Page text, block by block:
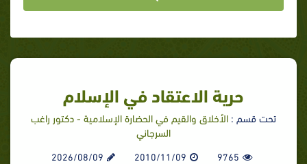
حرية الاعتقاد في الإسلام
تحت قسم : الأخلاق والقيم في الحضارة الإسلامية - دكتور راغب
السرجاني
9765
2010/11/09
2026/08/09